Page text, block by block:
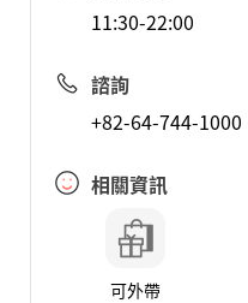
11:30-22:00
諮詢
+82-64-744-1000
相關資訊
可外帶